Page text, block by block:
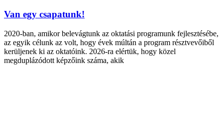
Van egy csapatunk!
2020-ban, amikor belevágtunk az oktatási programunk fejlesztésébe,
az egyik célunk az volt, hogy évek múltán a program résztvevőiből
kerüljenek ki az oktatóink. 2026-ra elértük, hogy közel
megduplázódott képzőink száma, akik